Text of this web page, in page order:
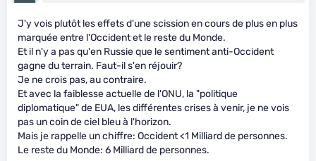
J'y vois plutôt les effets d'une scission en cours de plus en plus
marquée entre l'Occident et le reste du Monde.
Et il n'y a pas qu'en Russie que le sentiment anti-Occident
gagne du terrain. Faut-il s'en réjouir?
Je ne crois pas, au contraire.
Et avec la faiblesse actuelle de l'ONU, la "politique
diplomatique" de EUA, les différentes crises à venir, je ne vois
pas un coin de ciel bleu à l'horizon.
Mais je rappelle un chiffre: Occident <1 Milliard de personnes.
Le reste du Monde: 6 Milliard de personnes.